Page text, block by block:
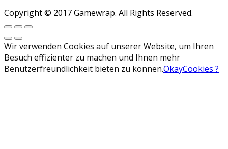
Copyright © 2017 Gamewrap. All Rights Reserved.
Wir verwenden Cookies auf unserer Website, um Ihren
Besuch effizienter zu machen und Ihnen mehr
Benutzerfreundlichkeit bieten zu können.OkayCookies ?